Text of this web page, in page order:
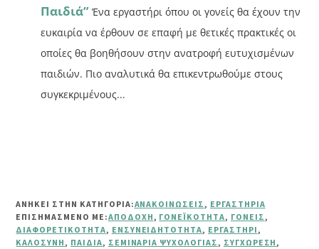
Παιδιά” Ένα εργαστήρι όπου οι γονείς θα έχουν την
ευκαιρία να έρθουν σε επαφή με θετικές πρακτικές οι
οποίες θα βοηθήσουν στην ανατροφή ευτυχισμένων
παιδιών. Πιο αναλυτικά θα επικεντρωθούμε στους
συγκεκριμένους...
ΑΝΗΚΕΙ ΣΤΗΝ ΚΑΤΗΓΟΡΙΑ:ΑΝΑΚΟΙΝΏΣΕΙΣ, ΕΡΓΑΣΤΉΡΙΑ
ΕΠΙΣΗΜΑΣΜΈΝΟ ΜΕ:ΑΠΟΔΟΧΉ, ΓΟΝΕΪΚΌΤΗΤΑ, ΓΟΝΕΊΣ,
ΔΙΑΦΟΡΕΤΙΚΌΤΗΤΑ, ΕΝΣΥΝΕΙΔΗΤΌΤΗΤΑ, ΕΡΓΑΣΤΉΡΙ,
ΚΑΛΟΣΎΝΗ, ΠΑΙΔΙΆ, ΣΕΜΙΝΆΡΙΑ ΨΥΧΟΛΟΓΊΑΣ, ΣΥΓΧΏΡΕΣΗ,